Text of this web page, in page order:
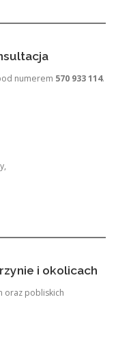
numerem 570 933 114.
i okolicach
oraz pobliskich